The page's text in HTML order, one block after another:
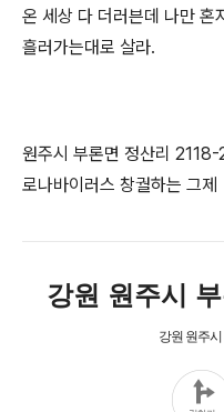
온 세상 다 더러븐데 나만 혼
흘러가는대로 살라.
원주시 부론면 정산리
로나바이러스 창궐하는 그제